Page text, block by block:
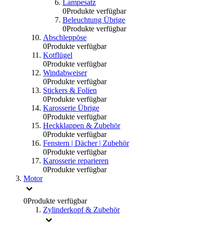
Lampesatz
0Produkte verfügbar
Beleuchtung Übrige
0Produkte verfügbar
Abschleppöse
0Produkte verfügbar
Kotflügel
0Produkte verfügbar
Windabweiser
0Produkte verfügbar
Stickers & Folien
0Produkte verfügbar
Karosserie Übrige
0Produkte verfügbar
Heckklappen & Zubehör
0Produkte verfügbar
Fenstern | Dächer | Zubehör
0Produkte verfügbar
Karosserie reparieren
0Produkte verfügbar
Motor
0Produkte verfügbar
Zylinderkopf & Zubehör